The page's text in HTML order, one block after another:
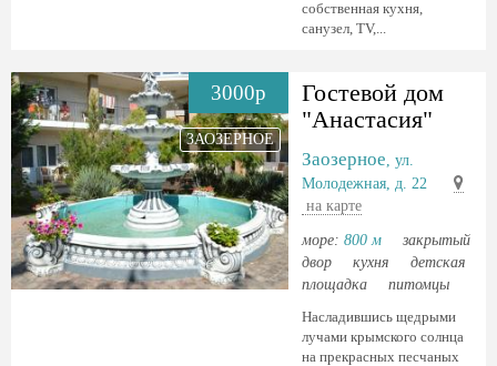
собственная кухня,
санузел, TV,...
3000р
ЗАОЗЕРНОЕ
Гостевой дом
"Анастасия"
Заозерное, ул.
Молодежная, д. 22
на карте
море: 800 м
закрытый
двор
кухня
детская
площадка
питомцы
Насладившись щедрыми
лучами крымского солнца
на прекрасных песчаных